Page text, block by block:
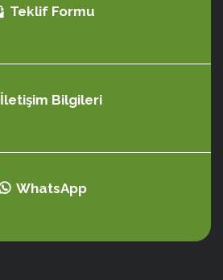
Teklif Formu
İletişim Bilgileri
WhatsApp